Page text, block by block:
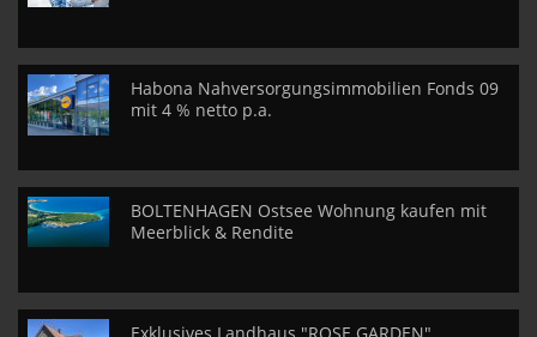
Habona Nahversorgungsimmobilien Fonds 09
mit 4 % netto p.a.
BOLTENHAGEN Ostsee Wohnung kaufen mit
Meerblick & Rendite